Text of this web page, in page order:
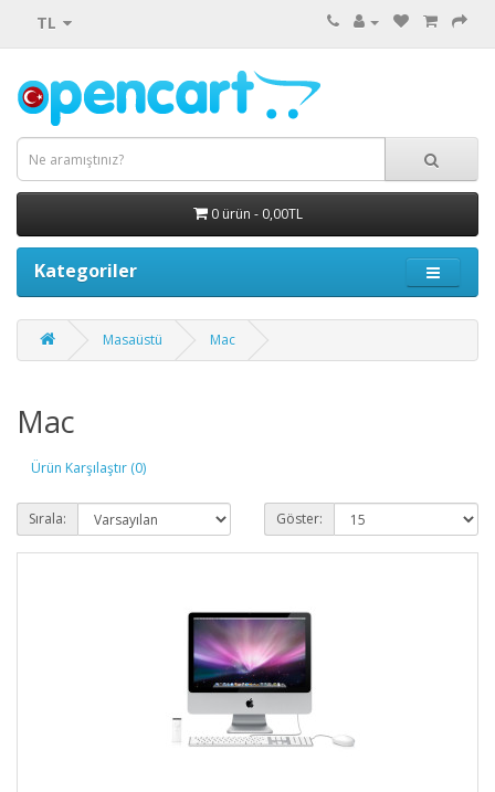
TL
0 ürün - 0,00TL
Kategoriler
Masaüstü Mac
Mac
Ürün Karşılaştır (0)
Sırala: Göster: